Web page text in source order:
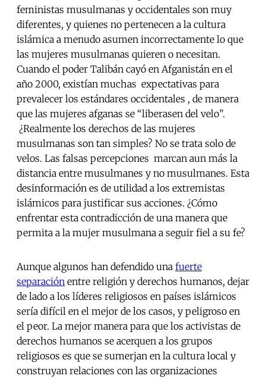
feministas musulmanas y occidentales son muy
diferentes, y quienes no pertenecen a la cultura
islámica a menudo asumen incorrectamente lo que
las mujeres musulmanas quieren o necesitan.
Cuando el poder Talibán cayó en Afganistán en el
año 2000, existían muchas expectativas para
prevalecer los estándares occidentales , de manera
que las mujeres afganas se “liberasen del velo”.
¿Realmente los derechos de las mujeres
musulmanas son tan simples? No se trata solo de
velos. Las falsas percepciones marcan aun más la
distancia entre musulmanes y no musulmanes. Esta
desinformación es de utilidad a los extremistas
islámicos para justificar sus acciones. ¿Cómo
enfrentar esta contradicción de una manera que
permita a la mujer musulmana a seguir fiel a su fe?
Aunque algunos han defendido una fuerte
separación entre religión y derechos humanos, dejar
de lado a los líderes religiosos en países islámicos
sería difícil en el mejor de los casos, y peligroso en
el peor. La mejor manera para que los activistas de
derechos humanos se acerquen a los grupos
religiosos es que se sumerjan en la cultura local y
construyan relaciones con las organizaciones